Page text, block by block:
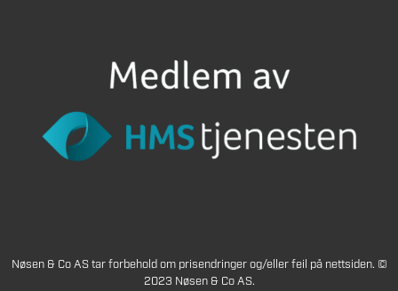
Nøsen & Co AS tar forbehold om prisendringer og/eller feil på nettsiden. ©
2023 Nøsen & Co AS.